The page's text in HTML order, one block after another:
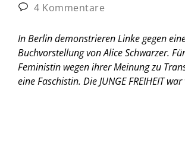
4 Kommentare
In Berlin demonstrieren Linke gegen
Buchvorstellung von Alice Schwarzer.
Feministin wegen ihrer Meinung zu
eine Faschistin. Die JUNGE FREIHEIT